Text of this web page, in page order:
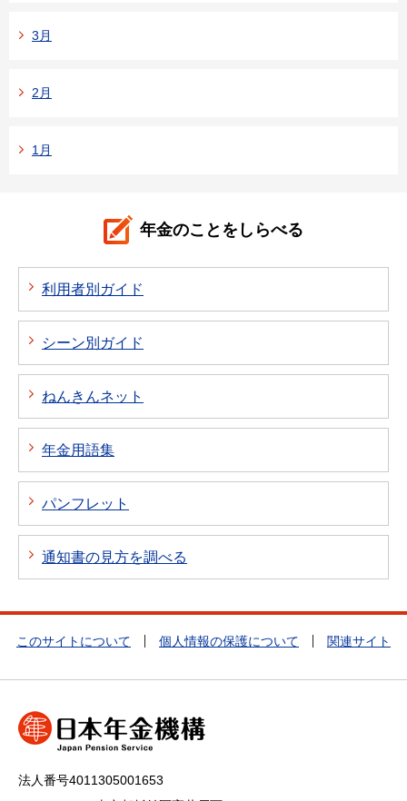
3月
2月
1月
年金のことをしらべる
利用者別ガイド
シーン別ガイド
ねんきんネット
年金用語集
パンフレット
通知書の見方を調べる
このサイトについて 個人情報の保護について 関連サイト
法人番号4011305001653